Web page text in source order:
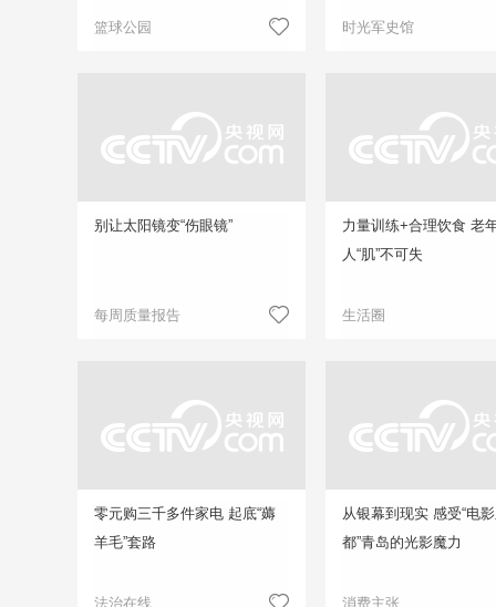
篮球公园 时光军史馆
别让太阳镜变“伤眼镜”
每周质量报告
力量训练+合理饮食 老
人“肌”不可失
生活圈
零元购三千多件家电 起底“薅
羊毛”套路
法治在线
从银幕到现实 感受“电
都”青岛的光影魔力
消费主张